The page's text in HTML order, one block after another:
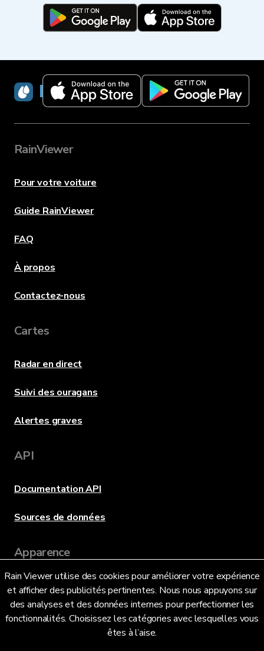
Rain Viewer utilise des cookies pour améliorer votre expérience
et afficher des publicités pertinentes. Nous nous appuyons sur
des analyses et des données internes pour perfectionner les
fonctionnalités. Choisissez les catégories avec lesquelles vous
êtes à l’aise.
RainViewer
RainViewer
Pour votre voiture
Guide RainViewer
FAQ
À propos
Contactez-nous
Cartes
Radar en direct
Suivi des ouragans
Alertes graves
API
Documentation API
Sources de données
Apparence
Langue